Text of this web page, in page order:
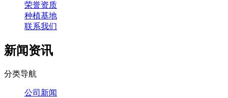
荣誉资质
种植基地
联系我们
新闻资讯
分类导航
公司新闻